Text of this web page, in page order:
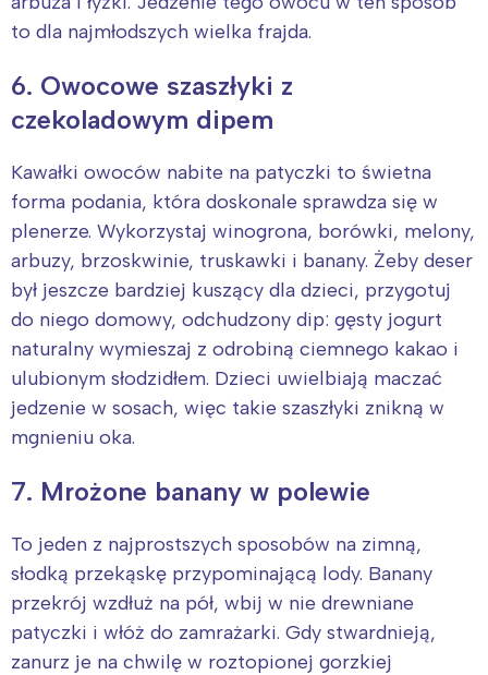
to dla najmłodszych wielka frajda.
6. Owocowe szaszłyki z
czekoladowym dipem
Kawałki owoców nabite na patyczki to świetna
forma podania, która doskonale sprawdza się w
plenerze. Wykorzystaj winogrona, borówki, melony,
arbuzy, brzoskwinie, truskawki i banany. Żeby deser
był jeszcze bardziej kuszący dla dzieci, przygotuj
do niego domowy, odchudzony dip: gęsty jogurt
naturalny wymieszaj z odrobiną ciemnego kakao i
ulubionym słodzidłem. Dzieci uwielbiają maczać
jedzenie w sosach, więc takie szaszłyki znikną w
mgnieniu oka.
7. Mrożone banany w polewie
To jeden z najprostszych sposobów na zimną,
słodką przekąskę przypominającą lody. Banany
przekrój wzdłuż na pół, wbij w nie drewniane
patyczki i włóż do zamrażarki. Gdy stwardnieją,
zanurz je na chwilę w roztopionej gorzkiej
Trójmiasto
Wrocław
Południe
Wszystkie